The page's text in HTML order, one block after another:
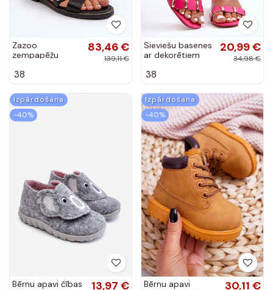
Zazoo
zempapēžu
melnas krāsas
83,46 €
139,11 €
38
Sieviešu basenes
ar dekorētiem
zempapēžu rozā
20,99 €
34,98 €
38
Izpārdošana
-40%
Bērnu apavi čības
13,97 €
Izpārdošana
-40%
Bērnu apavi
30,11 €